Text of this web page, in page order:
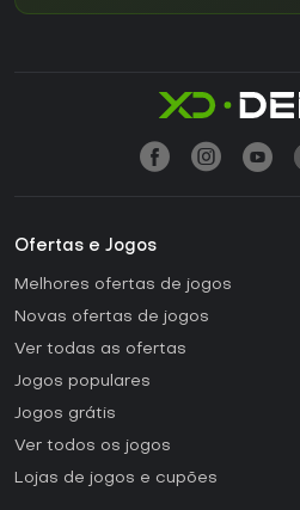
Ofertas e Jogos
Melhores ofertas de jogos
Novas ofertas de jogos
Ver todas as ofertas
Jogos populares
Jogos grátis
Ver todos os jogos
Lojas de jogos e cupões